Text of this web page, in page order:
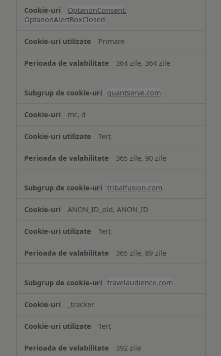
OptanonConsent,
OptanonAlertBoxClosed
Primare
364 zile, 364 zile
quantserve.com
mc, d
Terț
365 zile, 90 zile
tribalfusion.com
ANON_ID_old, ANON_ID
Terț
365 zile, 89 zile
travelaudience.com
_tracker
Terț
392 zile